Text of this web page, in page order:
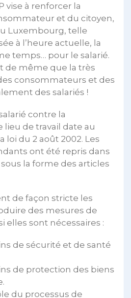
vise à renforcer la
et du citoyen,
Luxembourg, telle
à l’heure actuelle, la
temps… pour le salarié.
de même que la très
consommateurs et des
des salariés !
contre la
lieu de travail date au
loi du 2 août 2002. Les
ont été repris dans
la forme des articles
de façon stricte les
des mesures de
elles sont nécessaires :
de sécurité et de santé
de protection des biens
du processus de